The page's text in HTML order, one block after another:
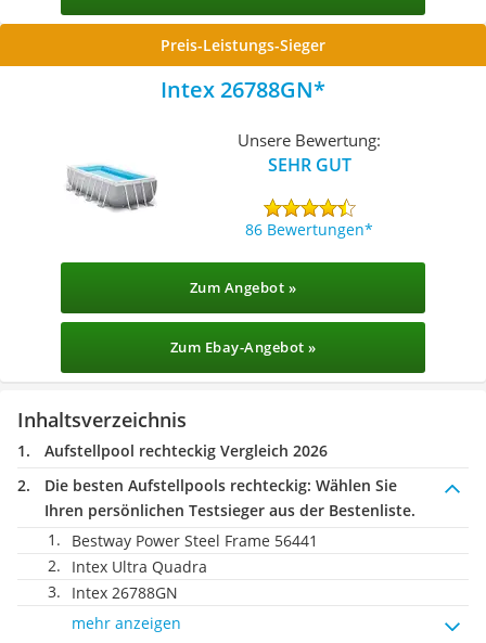
Preis-Leistungs-Sieger
Intex 26788GN
Unsere Bewertung:
SEHR GUT
86 Bewertungen
Zum Angebot »
Zum Ebay-Angebot »
Inhaltsverzeichnis
Aufstellpool rechteckig Vergleich 2026
Die besten Aufstellpools rechteckig: Wählen Sie
Ihren persönlichen Testsieger aus der Bestenliste.
Bestway Power Steel Frame 56441
Intex Ultra Quadra
Intex 26788GN
mehr anzeigen